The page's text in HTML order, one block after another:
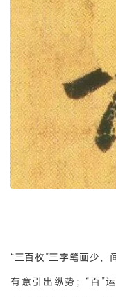
“三百枚”三字笔画少，
有意引出纵势；“百”